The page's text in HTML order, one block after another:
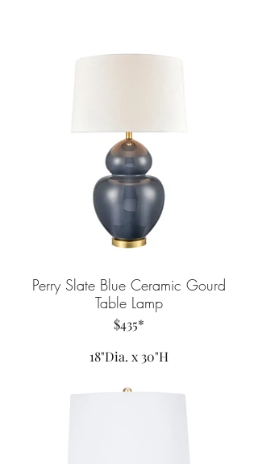
Perry Slate Blue Ceramic Gourd
Table Lamp
$435*
18"Dia. x 30"H